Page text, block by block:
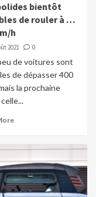
bientôt
de rouler à …
h
2021 0
de voitures sont
de dépasser 400
la prochaine